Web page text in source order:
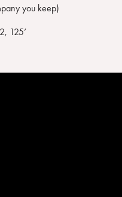
you keep)
125’